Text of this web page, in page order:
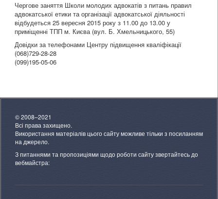
Чергове заняття Школи молодих адвокатів з питань правил
адвокатської етики та організації адвокатської діяльності
відбудеться 25 вересня 2015 року з 11.00 до 13.00 у
приміщенні ТПП м. Києва (вул. Б. Хмельницького, 55)
Довідки за телефонами Центру підвищення кваліфікації
(068)729-28-28
(099)195-05-06
© 2008–2021
Всі права захищено.
Використання матеріалів цього сайту можливе тільки з посиланням
на джерело.
З питаннями та пропозиціями щодо роботи сайту звертайтесь до
вебмайстра: